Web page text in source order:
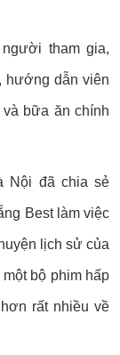
tham gia,
hướng dẫn viên
bữa ăn chính
Nội đã chia sẻ
Best làm việc
lịch sử của
bộ phim hấp
rất nhiều về